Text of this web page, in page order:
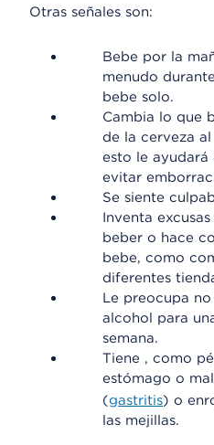
Otras señales son:
Bebe por la
menudo
bebe solo.
Cambia lo que
de la cerveza
esto le ayudará
evitar
Se siente
Inventa
beber o hace
bebe, como
diferentes
Le preocupa
alcohol para
semana.
Tiene , como
estómago o
(gastritis) o
las mejillas.